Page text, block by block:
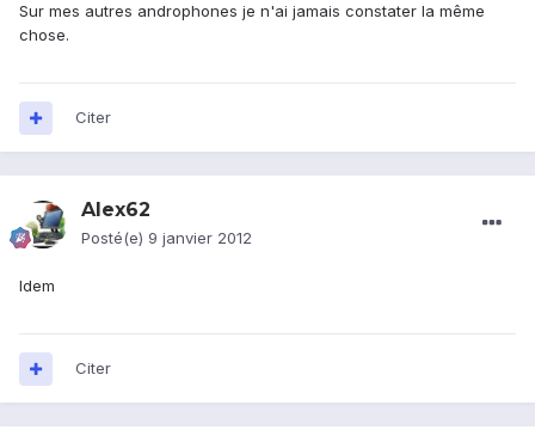
Sur mes autres androphones je n'ai jamais constater la même
chose.
Citer
Alex62
Posté(e) 9 janvier 2012
Idem
Citer